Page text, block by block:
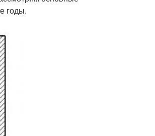
годы.